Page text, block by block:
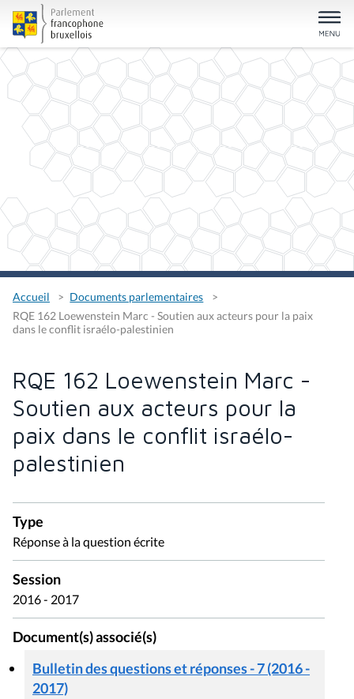
Accueil
Documents parlementaires
RQE 162 Loewenstein Marc - Soutien aux acteurs pour la paix
dans le conflit israélo-palestinien
RQE 162 Loewenstein Marc -
Soutien aux acteurs pour la
paix dans le conflit israélo-
palestinien
Type
Réponse à la question écrite
Session
2016 - 2017
Document(s) associé(s)
Bulletin des questions et réponses - 7 (2016 -
2017)